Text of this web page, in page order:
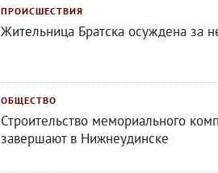
ПРОИСШЕСТВИЯ
Жительница Братска осуждена за
ОБЩЕСТВО
Строительство мемориального
завершают в Нижнеудинске